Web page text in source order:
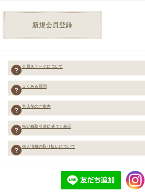
新規会員登録
会員ステージについて
よくある質問
実店舗のご案内
特定商取引法に基づく表示
個人情報の取り扱いについて